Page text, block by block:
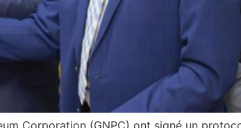
Corporation (GNPC) ont signé un